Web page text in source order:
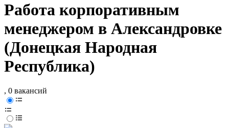
Работа корпоративным
менеджером в Александровке
(Донецкая Народная
Республика)
, 0 вакансий